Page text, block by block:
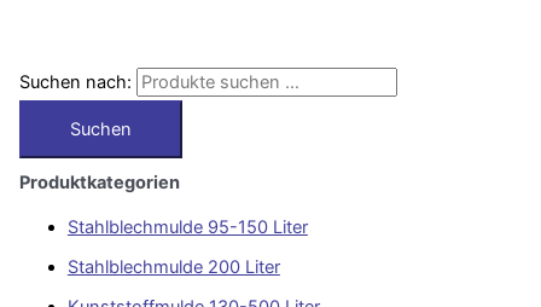
Suchen nach:
Suchen
Produktkategorien
Stahlblechmulde 95-150 Liter
Stahlblechmulde 200 Liter